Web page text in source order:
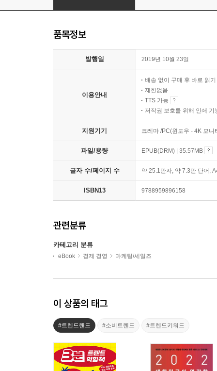
품목정보
발행일 2019년 10월 23일
이용안내
배송 없이 구매 후 바로 읽기
제한없음
TTS 가능
저작권 보호를 위해 인쇄 기
지원기기 크레마 /PC(윈도우 - 4K 모
파일/용량 EPUB(DRM) | 35.57MB
글자 수/페이지 수 약 25.1만자, 약 7.3만 단어,
ISBN13 9788959896158
관련분류
카테고리 분류
eBook 경제 경영 마케팅/세일즈
이 상품의 태그
#트렌드랜드 #소비트렌드 #트렌드키워드